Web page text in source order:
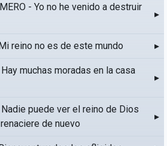
- Yo no he venido a destruir
▸
reino no es de este mundo ▸
muchas moradas en la casa
▸
puede ver el reino de Dios
de nuevo
▸